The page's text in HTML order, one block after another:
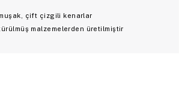
çift çizgili kenarlar
malzemelerden üretilmiştir